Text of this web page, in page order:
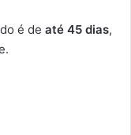
é de até 45 dias,